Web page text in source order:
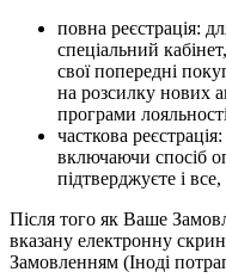
повна реєстрація:
спеціальний
свої попередні
на розсилку нових
програми
часткова
включаючи спосіб
підтверджуєте і
Після того як Ваше
вказану електронну
Замовленням (Іноді